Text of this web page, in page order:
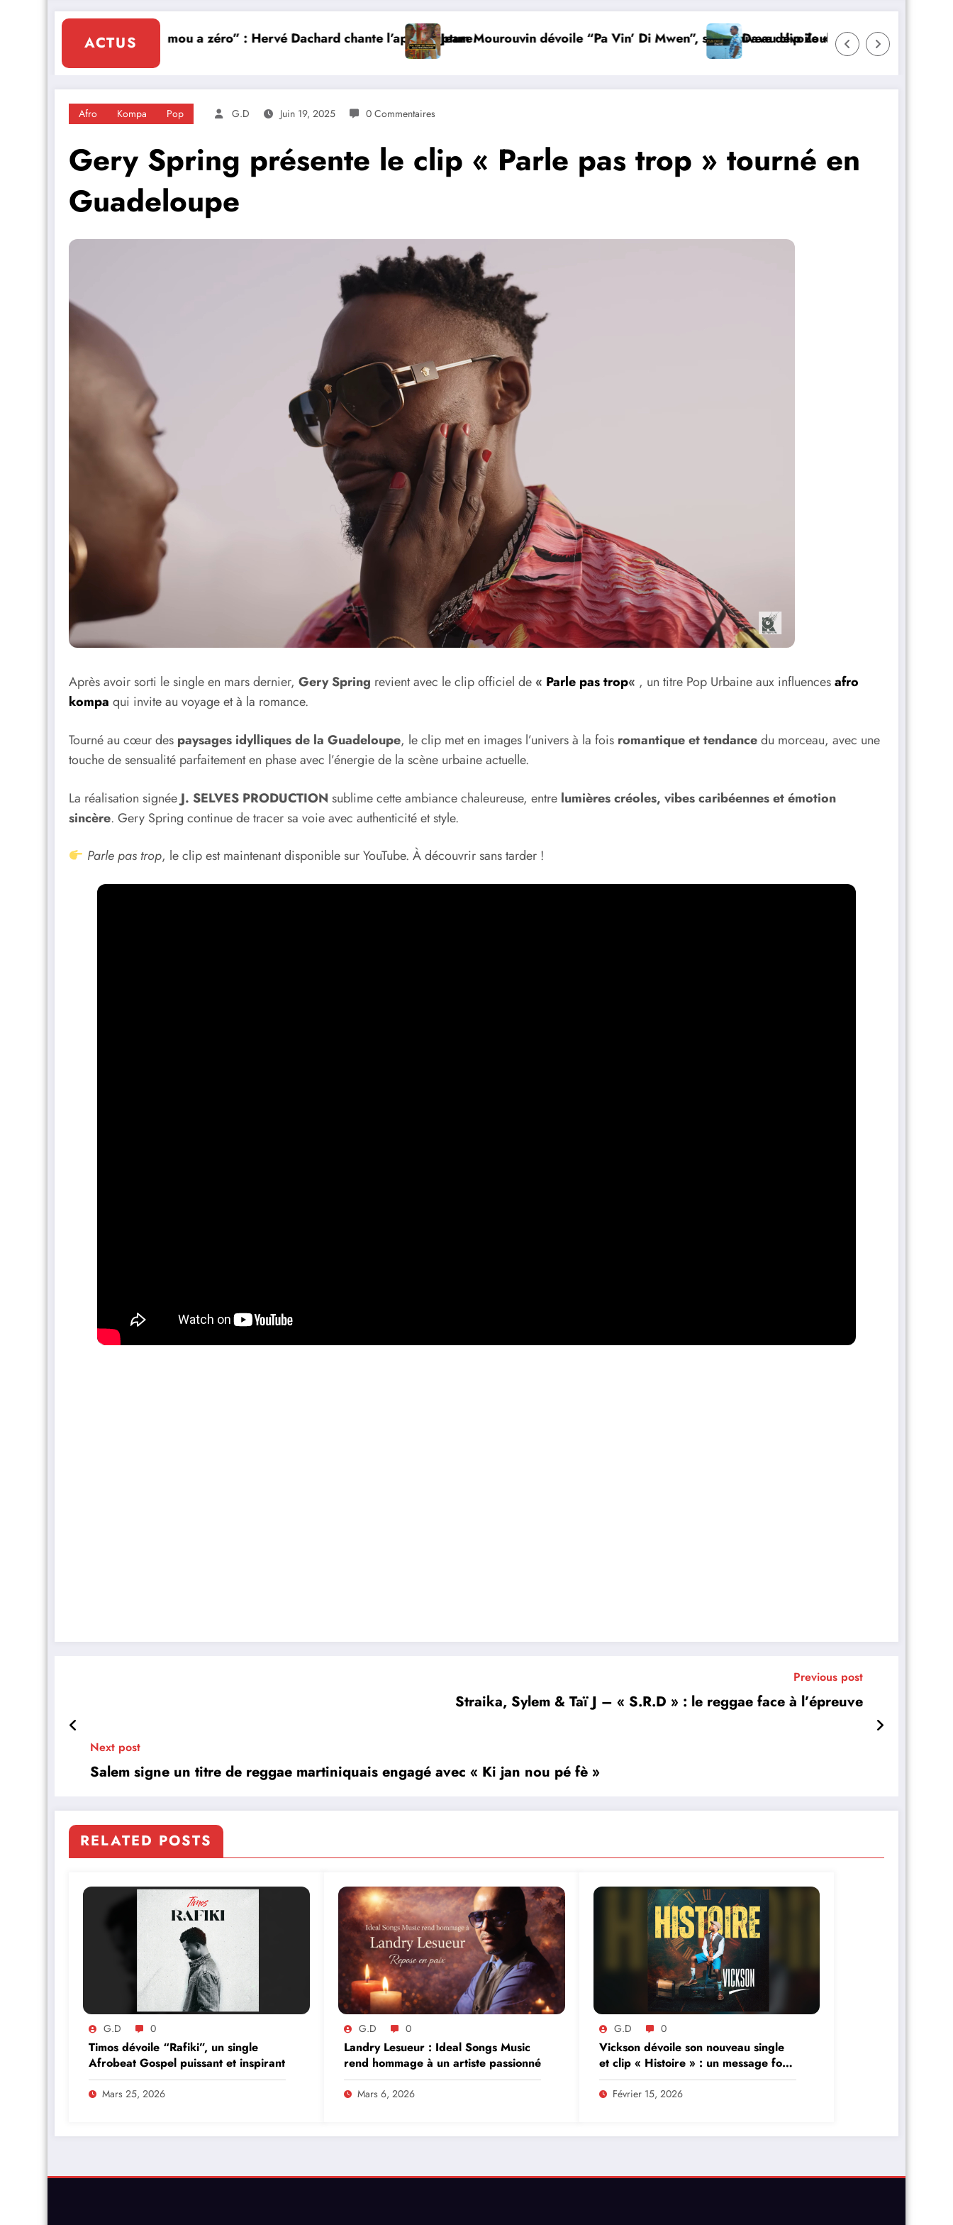
ACTUS
clip Zouk“Lanmou a zéro” : Hervé Dachard chante l’après ruptureJeam Mourouvin dévoile “Pa Vin’ Di Mwen”, son nouveau clip ZoukDave dévoile « Tou sa ou lé » son nouveau
Afro Kompa Pop G.D Juin 19, 2025 0 Commentaires
Gery Spring présente le clip « Parle pas trop » tourné en
Guadeloupe
Après avoir sorti le single en mars dernier, Gery Spring revient avec le clip officiel de« Parle pas trop« , un titre Pop Urbaine aux influencesafro
kompa qui invite au voyage et à la romance.
Tourné au cœur des paysages idylliques de la Guadeloupe, le clip met en images l’univers à la fois romantique et tendancedu morceau, avec une
touche de sensualité parfaitement en phase avec l’énergie de la scène urbaine actuelle.
La réalisation signée J. SELVES PRODUCTION sublime cette ambiance chaleureuse, entre lumières créoles, vibes caribéennes et émotion
sincère. Gery Spring continue de tracer sa voie avec authenticité et style.
Parle pas trop, le clip est maintenant disponible sur YouTube. À découvrir sans tarder !
Previous post
Straika, Sylem & Taï J – « S.R.D » : le reggae face à l’épreuve
Next post
Salem signe un titre de reggae martiniquais engagé avec « Ki jan nou pé fè »
RELATED POSTS
G.D 0
Timos dévoile “Rafiki”, un single
Afrobeat Gospel puissant et inspirant
Mars 25, 2026
G.D 0
Landry Lesueur : Ideal Songs Music
rend hommage à un artiste passionné
Mars 6, 2026
G.D 0
Vickson dévoile son nouveau single
et clip « Histoire » : un message fort
sur le passé et l’avenir
Février 15, 2026